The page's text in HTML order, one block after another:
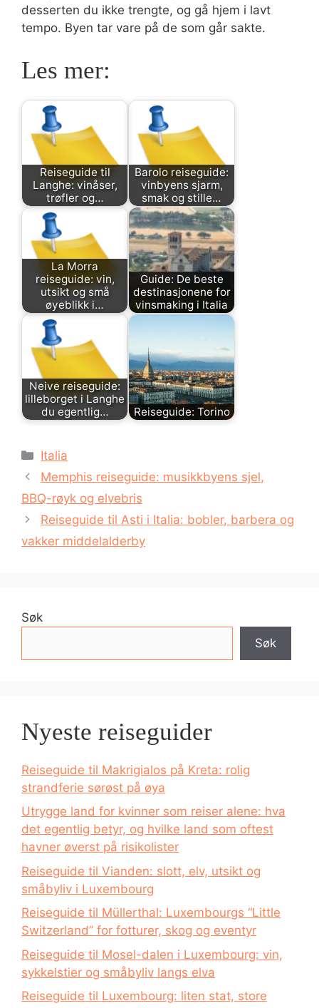
desserten du ikke trengte, og gå hjem i lavt
tempo. Byen tar vare på de som går sakte.
Les mer:
Reiseguide til
Langhe: vinåser,
trøfler og…
Barolo reiseguide:
vinbyens sjarm,
smak og stille…
La Morra
reiseguide: vin,
utsikt og små
øyeblikk i…
Guide: De beste
destinasjonene for
vinsmaking i Italia
Neive reiseguide:
lilleborget i Langhe
du egentlig…
Reiseguide: Torino
Kategorier
Italia
Memphis reiseguide: musikkbyens sjel,
BBQ-røyk og elvebris
Reiseguide til Asti i Italia: bobler, barbera og
vakker middelalderby
Søk
Søk
Nyeste reiseguider
Reiseguide til Makrigialos på Kreta: rolig
strandferie sørøst på øya
Utrygge land for kvinner som reiser alene: hva
det egentlig betyr, og hvilke land som oftest
havner øverst på risikolister
Reiseguide til Vianden: slott, elv, utsikt og
småbyliv i Luxembourg
Reiseguide til Müllerthal: Luxembourgs “Little
Switzerland” for fotturer, skog og eventyr
Reiseguide til Mosel-dalen i Luxembourg: vin,
sykkelstier og småbyliv langs elva
Reiseguide til Luxembourg: liten stat, store